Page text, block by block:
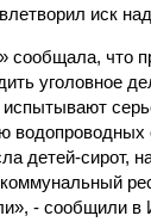
иск
что
уголовное
детей-сирот,
- сообщили